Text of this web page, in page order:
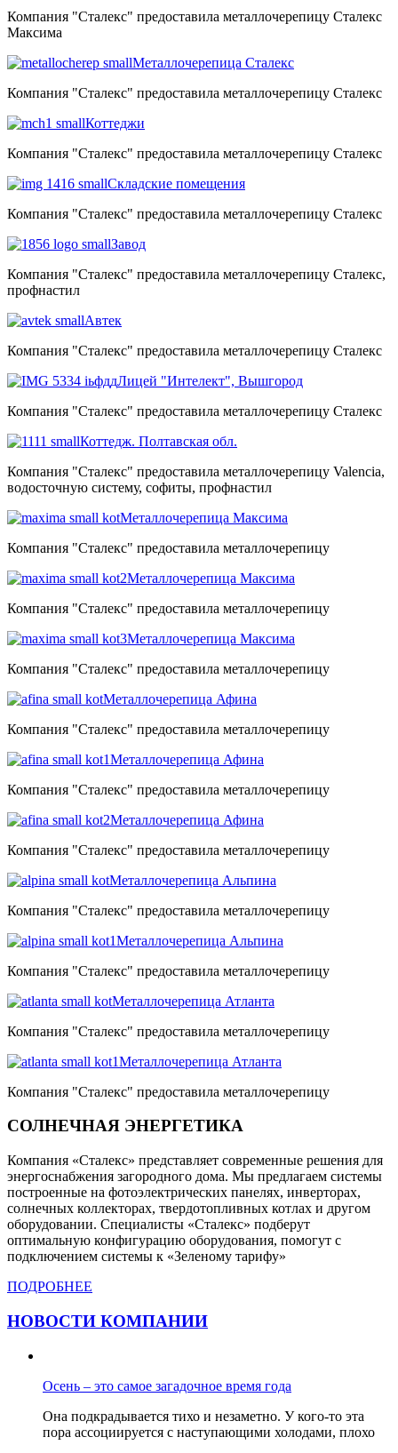
Компания "Сталекс" предоставила металлочерепицу Сталекс
Максима
Металлочерепица Сталекс
Компания "Сталекс" предоставила металлочерепицу Сталекс
Коттеджи
Компания "Сталекс" предоставила металлочерепицу Сталекс
Складские помещения
Компания "Сталекс" предоставила металлочерепицу Сталекс
Завод
Компания "Сталекс" предоставила металлочерепицу Сталекс,
профнастил
Автек
Компания "Сталекс" предоставила металлочерепицу Сталекс
Лицей "Интелект", Вышгород
Компания "Сталекс" предоставила металлочерепицу Сталекс
Коттедж. Полтавская обл.
Компания "Сталекс" предоставила металлочерепицу Valencia,
водосточную систему, софиты, профнастил
Металлочерепица Максима
Компания "Сталекс" предоставила металлочерепицу
Металлочерепица Максима
Компания "Сталекс" предоставила металлочерепицу
Металлочерепица Максима
Компания "Сталекс" предоставила металлочерепицу
Металлочерепица Афина
Компания "Сталекс" предоставила металлочерепицу
Металлочерепица Афина
Компания "Сталекс" предоставила металлочерепицу
Металлочерепица Афина
Компания "Сталекс" предоставила металлочерепицу
Металлочерепица Альпина
Компания "Сталекс" предоставила металлочерепицу
Металлочерепица Альпина
Компания "Сталекс" предоставила металлочерепицу
Металлочерепица Атланта
Компания "Сталекс" предоставила металлочерепицу
Металлочерепица Атланта
Компания "Сталекс" предоставила металлочерепицу
СОЛНЕЧНАЯ ЭНЕРГЕТИКА
Компания «Сталекс» представляет современные решения для
энергоснабжения загородного дома. Мы предлагаем системы
построенные на фотоэлектрических панелях, инверторах,
солнечных коллекторах, твердотопливных котлах и другом
оборудовании. Специалисты «Сталекс» подберут
оптимальную конфигурацию оборудования, помогут с
подключением системы к «Зеленому тарифу»
ПОДРОБНЕЕ
НОВОСТИ КОМПАНИИ
Осень – это самое загадочное время года
Она подкрадывается тихо и незаметно. У кого-то эта
пора ассоциируется с наступающими холодами, плохо